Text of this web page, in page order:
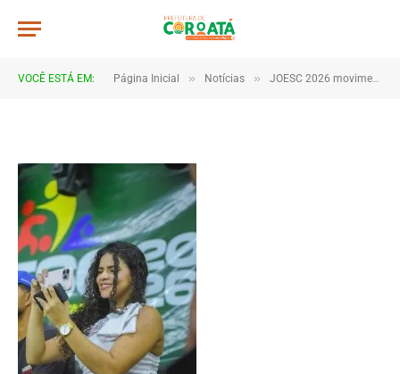
VOCÊ ESTÁ EM: Página Inicial » Notícias » JOESC 2026 movimenta escolas e reúne estudantes em grande celebração do esporte em Coroatá
JWR_8458